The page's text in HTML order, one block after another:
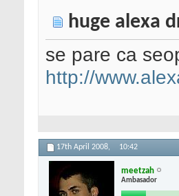
huge alexa
se pare ca
http://
17th April 2008, 10:42
meetzah
Ambasador